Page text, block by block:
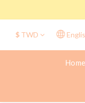
$ TWD
Home